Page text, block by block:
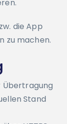
die App
zu machen.
Übertragung
Stand